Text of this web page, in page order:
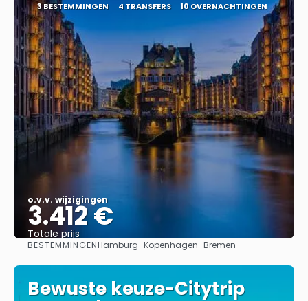
3 BESTEMMINGEN 4 TRANSFERS 10 OVERNACHTINGEN
o.v.v. wijzigingen
3.412 €
Totale prijs
Bekijk
BESTEMMINGENHamburg · Kopenhagen · Bremen
Bewuste keuze-Citytrip